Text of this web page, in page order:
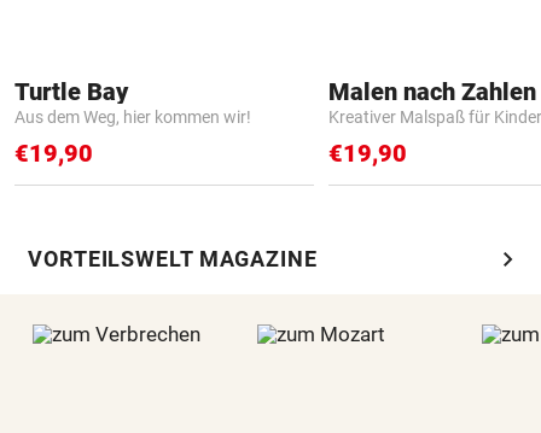
Turtle Bay
Aus dem Weg, hier kommen wir!
€19,90
Kreativer Malspaß für Kinder
€19,90
VORTEILSWELT MAGAZINE chevron_right